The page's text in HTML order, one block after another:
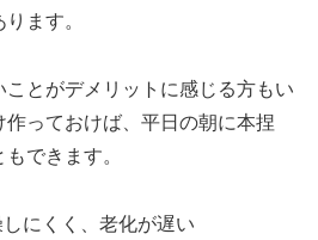
ます。
とがデメリットに感じる方もい
作っておけば、平日の朝に本捏
できます。
にくく、老化が遅い